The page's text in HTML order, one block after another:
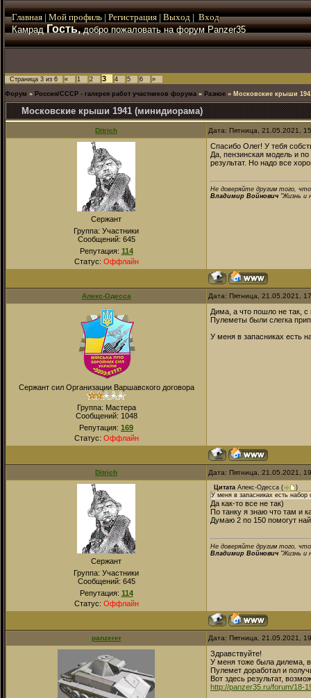
Главная | Мой профиль | Регистрация | Выход | Вход
КамрадГость,добро пожаловать на форум Panzer35
Страница 3 из 6 « 1 2 3 4 5 6 »
Форум » Россия/СССР - галерея работ участников форума » Разное » Московские крыши
Московские крыши 1941 (минидиорама)
Ditrich Дата: Пятница, 21.05.2021,
Сержант
Группа: Участники
Сообщений: 645
Репутация: 114
Статус: Оффлайн
Спасибо Олег! У тебя
Да, пензинская модель и
результат. Но надо все
Не доверяйте другим того,
Владимир Войнович "Жизнь и
Алекс-Одесса Дата: Пятница, 21.05.2021,
Сержант сил Организации Варшавского договора
Группа: Мастера
Сообщений: 1048
Репутация: 169
Статус: Оффлайн
Дима, а что пошло не так, с
Пулеметы были слегка
У меня в запасниках есть
Ditrich Дата: Пятница, 21.05.2021,
Сержант
Группа: Участники
Сообщений: 645
Репутация: 114
Статус: Оффлайн
Цитата Алекс-Одесса (
)
У меня в запасниках есть набор
Да как-то все не так)
По танку я знаю что там и
Думаю 2 по 150 помогут
Не доверяйте другим того,
Владимир Войнович "Жизнь и
panzerer Дата: Пятница, 21.05.2021,
Здравствуйте!
У меня тоже была дилема,
Пулемет доработал и
Вот здесь результат,
http://panzer35.ru/forum/18-